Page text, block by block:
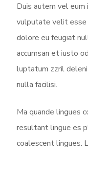
Duis autem vel eum
vulputate velit
dolore eu feugiat
accumsan et iusto
luptatum zzril
nulla facilisi.
Ma quande lingues
resultant lingue es
coalescent lingues.